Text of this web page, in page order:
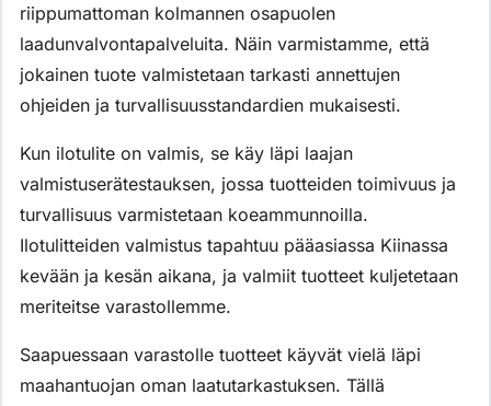
riippumattoman kolmannen osapuolen
laadunvalvontapalveluita. Näin varmistamme, että
jokainen tuote valmistetaan tarkasti annettujen
ohjeiden ja turvallisuusstandardien mukaisesti.
Kun ilotulite on valmis, se käy läpi laajan
valmistuserätestauksen, jossa tuotteiden toimivuus ja
turvallisuus varmistetaan koeammunnoilla.
Ilotulitteiden valmistus tapahtuu pääasiassa Kiinassa
kevään ja kesän aikana, ja valmiit tuotteet kuljetetaan
meriteitse varastollemme.
Saapuessaan varastolle tuotteet käyvät vielä läpi
maahantuojan oman laatutarkastuksen. Tällä